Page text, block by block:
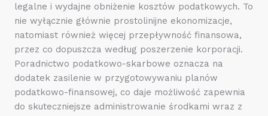
legalne i wydajne obniżenie kosztów podatkowych. To
nie wyłącznie głównie prostolinijne ekonomizacje,
natomiast również więcej przepływność finansowa,
przez co dopuszcza według poszerzenie korporacji.
Poradnictwo podatkowo-skarbowe oznacza na
dodatek zasilenie w przygotowywaniu planów
podatkowo-finansowej, co daje możliwość zapewnia
do skuteczniejsze administrowanie środkami wraz z